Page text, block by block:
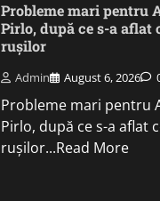
Probleme mari pentru
Pirlo, după ce s-a aflat
rușilor
Admin August 6, 2026
Probleme mari pentru
Pirlo, după ce s-a aflat
rușilor...Read More